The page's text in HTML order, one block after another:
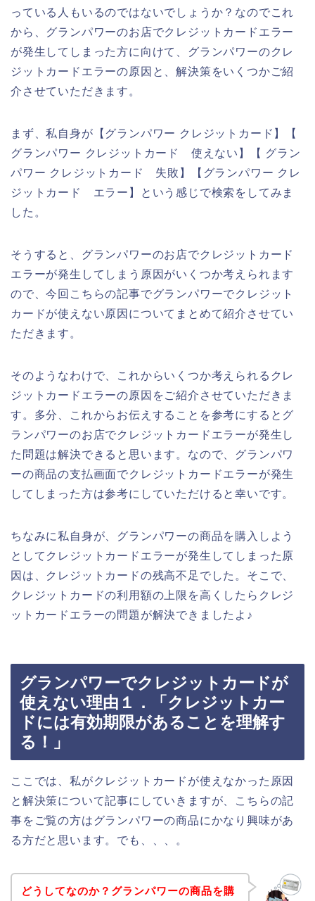
っている人もいるのではないでしょうか？なのでこれ
から、グランパワーのお店でクレジットカードエラー
が発生してしまった方に向けて、グランパワーのクレ
ジットカードエラーの原因と、解決策をいくつかご紹
介させていただきます。
まず、私自身が【グランパワー クレジットカード】【
グランパワー クレジットカード 使えない】【 グラン
パワー クレジットカード 失敗】【グランパワー クレ
ジットカード エラー】という感じで検索をしてみま
した。
そうすると、グランパワーのお店でクレジットカード
エラーが発生してしまう原因がいくつか考えられます
ので、今回こちらの記事でグランパワーでクレジット
カードが使えない原因についてまとめて紹介させてい
ただきます。
そのようなわけで、これからいくつか考えられるクレ
ジットカードエラーの原因をご紹介させていただきま
す。多分、これからお伝えすることを参考にするとグ
ランパワーのお店でクレジットカードエラーが発生し
た問題は解決できると思います。なので、グランパワ
ーの商品の支払画面でクレジットカードエラーが発生
してしまった方は参考にしていただけると幸いです。
ちなみに私自身が、グランパワーの商品を購入しよう
としてクレジットカードエラーが発生してしまった原
因は、クレジットカードの残高不足でした。そこで、
クレジットカードの利用額の上限を高くしたらクレジ
ットカードエラーの問題が解決できましたよ♪
グランパワーでクレジットカードが
使えない理由１．「クレジットカー
ドには有効期限があることを理解す
る！」
ここでは、私がクレジットカードが使えなかった原因
と解決策について記事にしていきますが、こちらの記
事をご覧の方はグランパワーの商品にかなり興味があ
る方だと思います。でも、、、。
どうしてなのか？グランパワーの商品を購